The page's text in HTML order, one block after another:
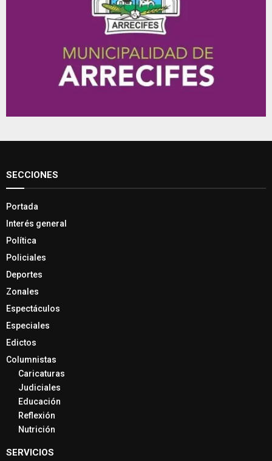
SECCIONES
Portada
Interés general
Política
Policiales
Deportes
Zonales
Espectáculos
Especiales
Edictos
Columnistas
Caricaturas
Judiciales
Educación
Reflexión
Nutrición
SERVICIOS